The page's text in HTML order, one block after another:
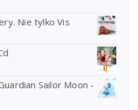
Nie tylko Vis
Sailor Moon -